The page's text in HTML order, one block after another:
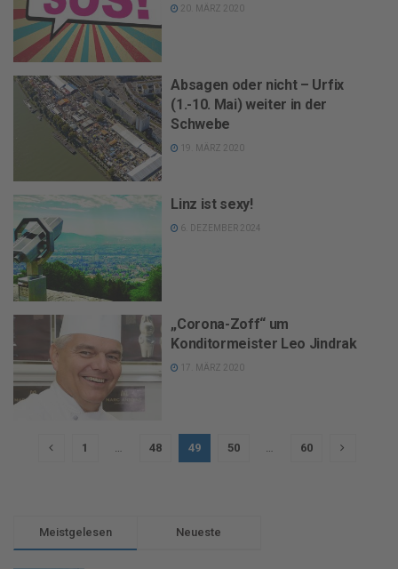
20. MÄRZ 2020
Absagen oder nicht – Urfix
(1.-10. Mai) weiter in der
Schwebe
19. MÄRZ 2020
Linz ist sexy!
6. DEZEMBER 2024
„Corona-Zoff“ um
Konditormeister Leo Jindrak
17. MÄRZ 2020
1 … 48 49 50 … 60
Meistgelesen Neueste